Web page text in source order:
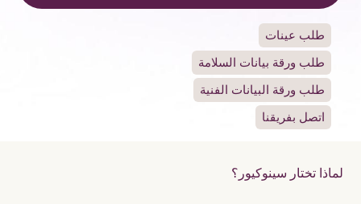
طلب عينات
طلب ورقة بيانات السلامة
طلب ورقة البيانات الفنية
اتصل بفريقنا
لماذا تختار سينوكيور؟